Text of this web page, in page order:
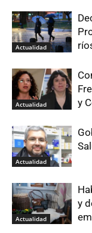
Actualidad
Actualidad
y
Actualidad
Actualidad
y